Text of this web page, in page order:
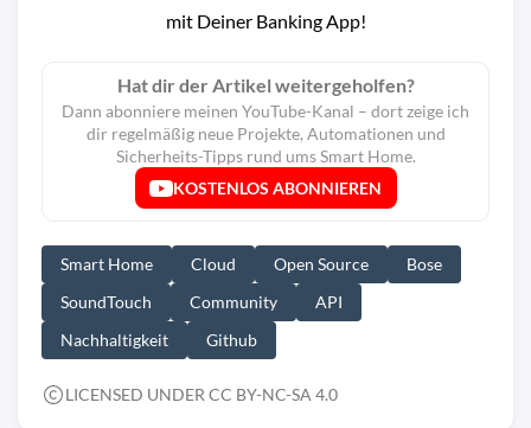
mit Deiner Banking App!
Hat dir der Artikel weitergeholfen?
Dann abonniere meinen YouTube-Kanal – dort zeige ich
dir regelmäßig neue Projekte, Automationen und
Sicherheits-Tipps rund ums Smart Home.
KOSTENLOS ABONNIEREN
Smart Home Cloud Open Source
Bose
SoundTouch
Community
API
Nachhaltigkeit
Github
LICENSED UNDER CC BY-NC-SA 4.0